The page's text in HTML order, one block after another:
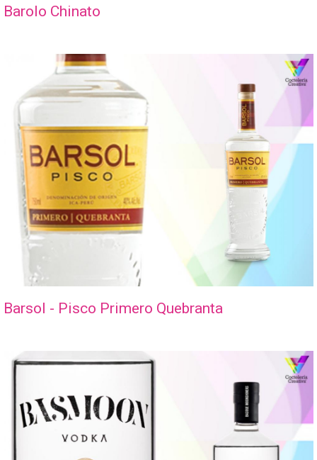
Barolo Chinato
Barsol - Pisco Primero Quebranta